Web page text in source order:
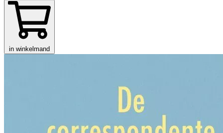
in winkelmand